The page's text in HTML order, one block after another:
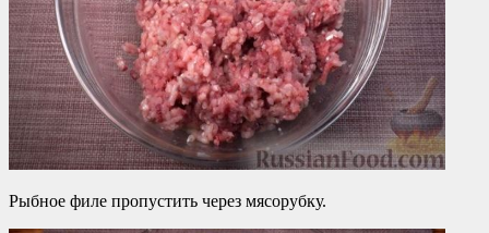
Рыбное филе пропустить через мясорубку.